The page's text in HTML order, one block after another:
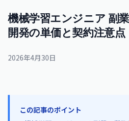
機械学習エンジニア 副
開発の単価と契約注意点
2026年4月30日
この記事のポイント